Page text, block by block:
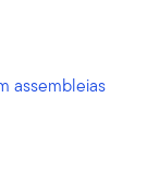
assembleias